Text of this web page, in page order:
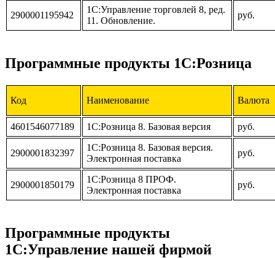
2900001195942
1С:Управление торговлей 8, ред.
11. Обновление.
руб.
Программные продукты 1С:Розница
Код Наименование Валюта
4601546077189 1С:Розница 8. Базовая версия руб.
2900001832397
1С:Розница 8. Базовая версия.
Электронная поставка
руб.
2900001850179
1С:Розница 8 ПРОФ.
Электронная поставка
руб.
Программные продукты
1С:Управление нашей фирмой